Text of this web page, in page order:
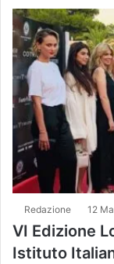
Redazione 12
VI Edizione
Istituto